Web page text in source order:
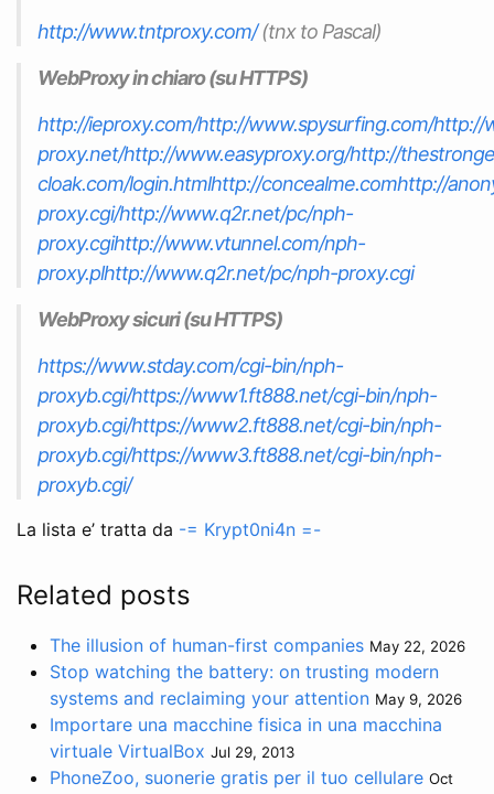
http://www.tntproxy.com/(tnx to Pascal)
WebProxyin chiaro(su HTTPS)
http://ieproxy.com/http://www.spysurfing.com/http://
proxy.net/http://www.easyproxy.org/http://
cloak.com/login.htmlhttp://concealme.comhttp://
proxy.cgi/http://www.q2r.net/pc/nph-
proxy.cgihttp://www.vtunnel.com/nph-
proxy.plhttp://www.q2r.net/pc/nph-proxy.cgi
WebProxysicuri(su HTTPS)
https://www.stday.com/cgi-bin/nph-
proxyb.cgi/https://www1.ft888.net/cgi-bin/nph-
proxyb.cgi/https://www2.ft888.net/cgi-bin/nph-
proxyb.cgi/https://www3.ft888.net/cgi-bin/nph-
proxyb.cgi/
La lista e’ tratta da -= Krypt0ni4n =-
Related posts
The illusion of human-first companies May 22, 2026
Stop watching the battery: on trusting modern
systems and reclaiming your attention May 9, 2026
Importare una macchine fisica in una macchina
virtuale VirtualBox Jul 29, 2013
PhoneZoo, suonerie gratis per il tuo cellulare Oct